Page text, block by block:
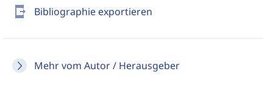
send_to_mobile Bibliographie exportieren
Mehr vom Autor / Herausgeber